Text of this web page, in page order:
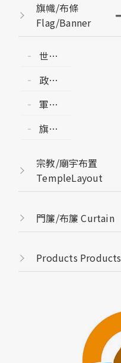
旗幟/布條
Flag/Banner
世界
國旗
州旗
旗
FLAG
政黨
POLITICALPARTY
FLAG
軍旗/
體會
GROUP
FLAG-
ENSIGN
旗幟
輸出
PRINT
FLAG
宗教/廟宇布置
TempleLayout
門簾/布簾 Curtain
Products Products